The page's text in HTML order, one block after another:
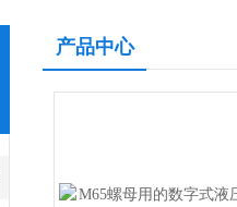
产品中心